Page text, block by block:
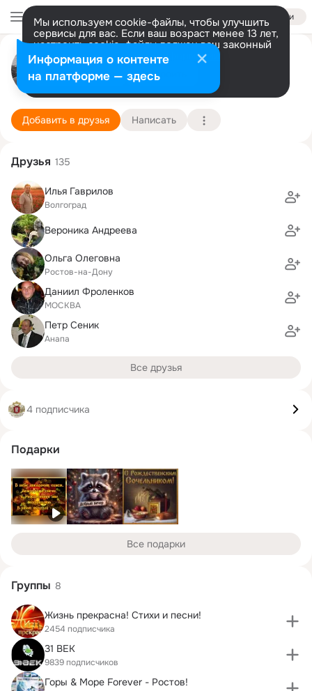
Войти
Мы используем cookie-файлы, чтобы улучшить
сервисы для вас. Если ваш возраст менее 13 лет,
настроить cookie-файлы должен ваш законный
представитель. Больше информации
Разрешить все Настроить
Роман Хаецкий
Ростов-на-Дону
1 школа
Подробнее
Добавить в друзья Написать
Друзья 135
Илья Гаврилов
Волгоград
Вероника Андреева
Ольга Олеговна
Ростов-на-Дону
Даниил Фроленков
МОСКВА
Петр Сеник
Анапа
Все друзья
4 подписчика
Подарки
Все подарки
Группы 8
Жизнь прекрасна! Стихи и песни!
2454 подписчика
31 ВЕК
9839 подписчиков
Горы & Море Forever - Ростов!
Информация о контенте
на платформе — здесь